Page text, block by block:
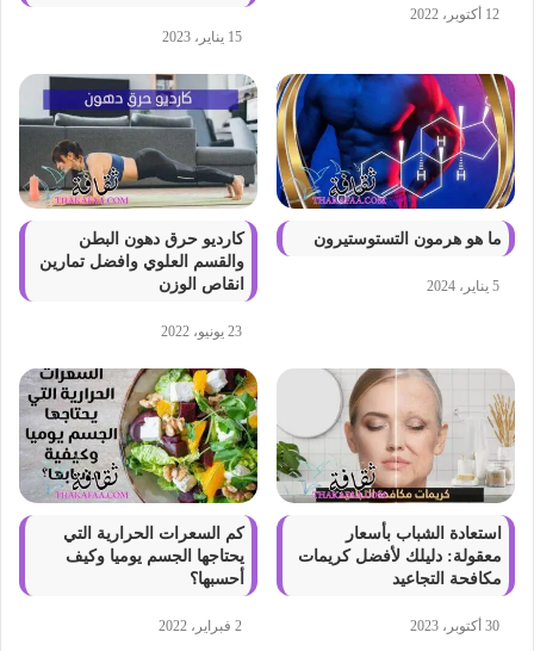
12 أكتوبر، 2022
15 يناير، 2023
ما هو هرمون التستوستيرون
5 يناير، 2024
كارديو حرق دهون البطن
والقسم العلوي وافضل تمارين
انقاص الوزن
23 يونيو، 2022
استعادة الشباب بأسعار
معقولة: دليلك لأفضل كريمات
مكافحة التجاعيد
30 أكتوبر، 2023
كم السعرات الحرارية التي
يحتاجها الجسم يوميا وكيف
أحسبها؟
2 فبراير، 2022